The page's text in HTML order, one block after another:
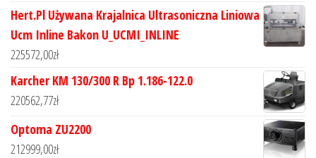
Hert.Pl Używana Krajalnica Ultrasoniczna Liniowa
Ucm Inline Bakon U_UCMI_INLINE
225572,00zł
Karcher KM 130/300 R Bp 1.186-122.0
220562,77zł
Optoma ZU2200
212999,00zł